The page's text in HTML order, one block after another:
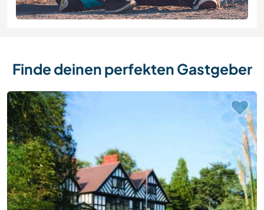
Finde deinen perfekten Gastgeber